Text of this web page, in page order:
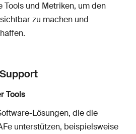
Tools und Metriken, um den
zu machen und
Tools
Lösungen, die die
unterstützen, beispielsweise